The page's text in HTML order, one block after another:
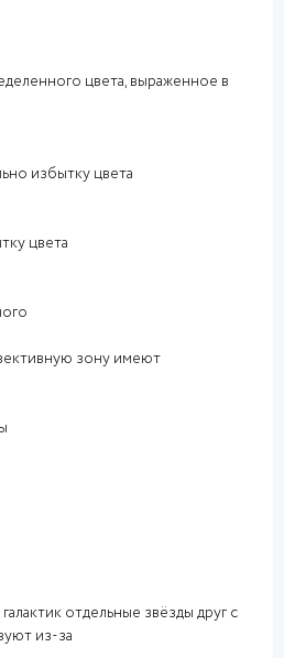
цвета, выраженное в
избытку цвета
цвета
зону имеют
отдельные звёзды друг с
из-за